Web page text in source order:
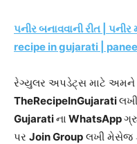
પનીર બનાવવાની રીત |
recipe in gujarati |
રેગ્યુલર અપડેટ્સ માટે અમને
TheRecipeInGujarati
Gujaratiના WhatsApp
પર Join Group લખી મેસેજ